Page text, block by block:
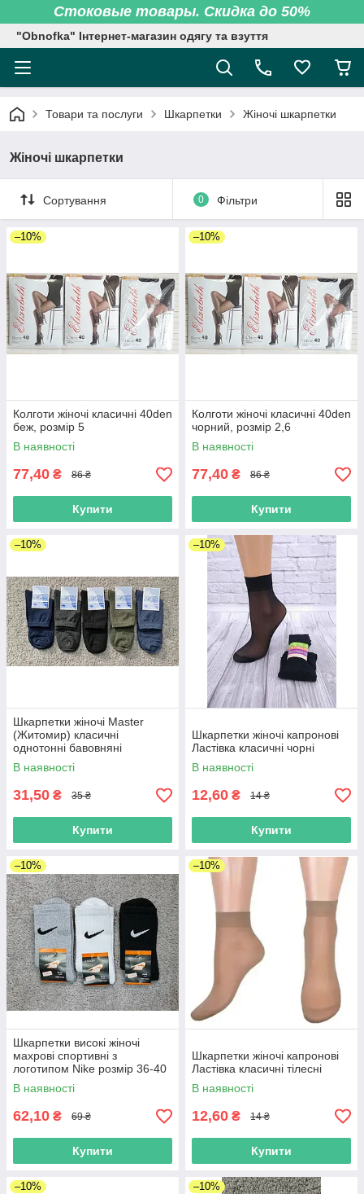
Стоковые товары. Скидка до 50%
"Obnofka" Інтернет-магазин одягу та взуття
Товари та послуги Шкарпетки Жіночі шкарпетки
Жіночі шкарпетки
Сортування 0 Фільтри
–10%
Колготи жіночі класичні 40den
беж, розмір 5
В наявності
77,40 ₴ 86 ₴
Купити
–10%
Колготи жіночі класичні 40den
чорний, розмір 2,6
В наявності
77,40 ₴ 86 ₴
Купити
–10%
Шкарпетки жіночі Master
(Житомир) класичні
однотонні бавовняні
В наявності
31,50 ₴ 35 ₴
Купити
–10%
Шкарпетки жіночі капронові
Ластівка класичні чорні
В наявності
12,60 ₴ 14 ₴
Купити
–10%
Шкарпетки високі жіночі
махрові спортивні з
логотипом Nike розмір 36-40
В наявності
62,10 ₴ 69 ₴
Купити
–10%
Шкарпетки жіночі капронові
Ластівка класичні тілесні
В наявності
12,60 ₴ 14 ₴
Купити
–10% –10%